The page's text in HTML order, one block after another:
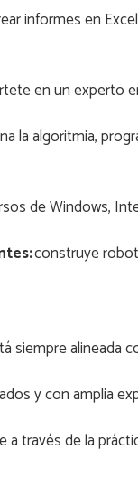
informes en
en un experto
la algoritmia,
de Windows,
construye
siempre alineada
y con amplia
a través de la